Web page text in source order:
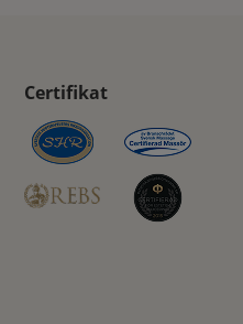
Certifikat